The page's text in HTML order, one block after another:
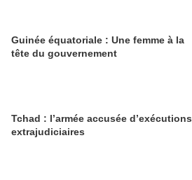
Guinée équatoriale : Une femme à la
tête du gouvernement
Tchad : l’armée accusée d’exécutions
extrajudiciaires